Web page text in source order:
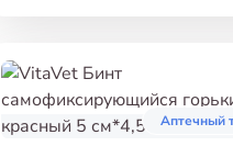
Аптечный